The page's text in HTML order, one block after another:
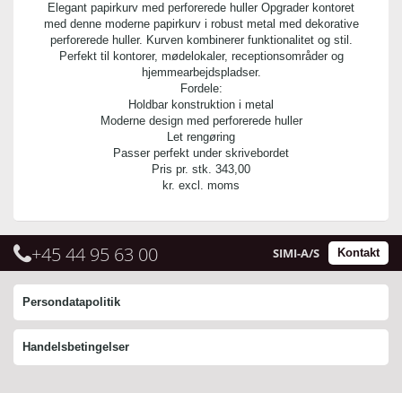
Elegant papirkurv med perforerede huller Opgrader kontoret
med denne moderne papirkurv i robust metal med dekorative
perforerede huller. Kurven kombinerer funktionalitet og stil.
Perfekt til kontorer, mødelokaler, receptionsområder og
hjemmearbejdspladser.
Fordele:
Holdbar konstruktion i metal
Moderne design med perforerede huller
Let rengøring
Passer perfekt under skrivebordet
Pris pr. stk. 343,00
kr. excl. moms
+45 44 95 63 00 Kontakt
SIMI-A/S
Persondatapolitik
Handelsbetingelser